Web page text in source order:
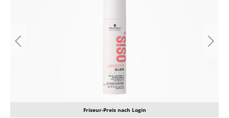
Friseur-Preis nach Login